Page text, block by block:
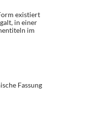
existiert
in einer
im
Fassung